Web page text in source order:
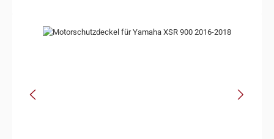
Bildergalerie überspringen